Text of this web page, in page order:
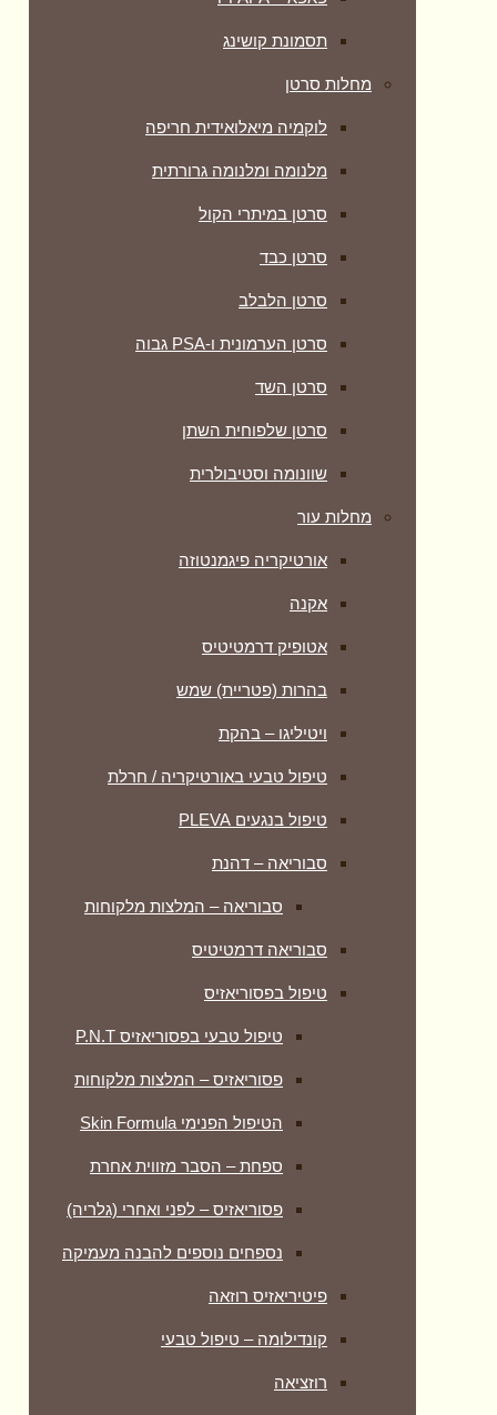
תסמונת קושינג
מחלות סרטן
לוקמיה מיאלואידית חריפה
מלנומה ומלנומה גרורתית
סרטן במיתרי הקול
סרטן כבד
סרטן הלבלב
סרטן הערמונית ו-PSA גבוה
סרטן השד
סרטן שלפוחית השתן
שוונומה וסטיבולרית
מחלות עור
אורטיקריה פיגמנטוזה
אקנה
אטופיק דרמטיטיס
בהרות (פטריית) שמש
ויטיליגו – בהקת
טיפול טבעי באורטיקריה / חרלת
טיפול בנגעים PLEVA
סבוריאה – דהנת
סבוריאה – המלצות מלקוחות
סבוריאה דרמטיטיס
טיפול בפסוריאזיס
טיפול טבעי בפסוריאזיס P.N.T
פסוריאזיס – המלצות מלקוחות
הטיפול הפנימי Skin Formula
ספחת – הסבר מזווית אחרת
פסוריאזיס – לפני ואחרי (גלריה)
נספחים נוספים להבנה מעמיקה
פיטיריאזיס רוזאה
קונדילומה – טיפול טבעי
רוזציאה